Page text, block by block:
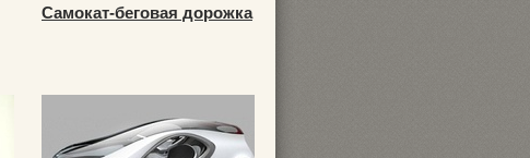
Самокат-беговая дорожка